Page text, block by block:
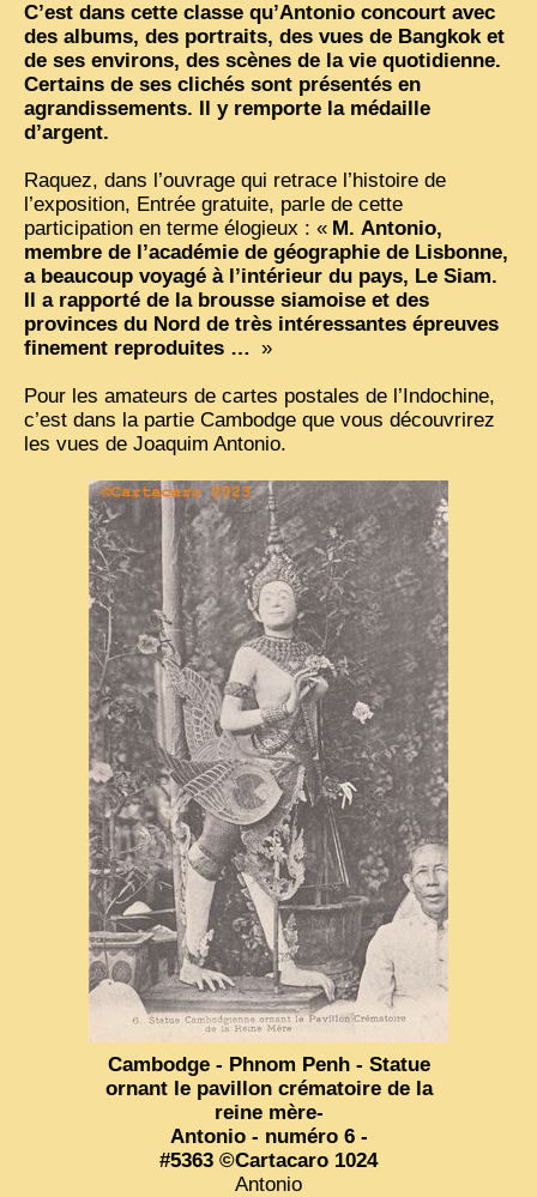
EN DIRECT
ENQUÊTES
L’ ACTU
2025 LAOS 1950 CPSM
2026 PERI, VIÊT-CONG
VIETNAM
ZOOM PHOTO
DÊ THAM
MUSÉES
ALBUMS FAMILLE
EN
C’est dans cette classe qu’Antonio concourt avec
des albums, des portraits, des vues de Bangkok et
de ses environs, des scènes de la vie quotidienne.
Certains de ses clichés sont présentés en
agrandissements. Il y remporte la médaille
d’argent.
Raquez, dans l’ouvrage qui retrace l’histoire de
l’exposition, Entrée gratuite, parle de cette
participation en terme élogieux : « M. Antonio,
membre de l’académie de géographie de Lisbonne,
a beaucoup voyagé à l’intérieur du pays, Le Siam.
Il a rapporté de la brousse siamoise et des
provinces du Nord de très intéressantes épreuves
finement reproduites … »
Pour les amateurs de cartes postales de l’Indochine,
c’est dans la partie Cambodge que vous découvrirez
les vues de Joaquim Antonio.
Cambodge - Phnom Penh - Statue
ornant le pavillon crématoire de la
reine mère-
Antonio - numéro 6 -
#5363 ©Cartacaro 1024
Antonio